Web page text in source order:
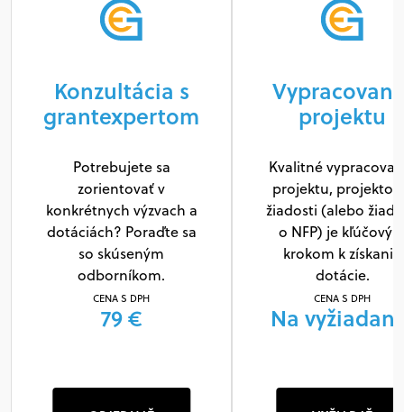
Konzultácia s
grantexpertom
Potrebujete sa
zorientovať v
konkrétnych výzvach a
dotáciách? Poraďte sa
so skúseným
odborníkom.
CENA S DPH
79 €
projektu
Kvalitné
projektu,
žiadosti (alebo
o NFP) je
krokom k získaniu
dotácie.
CENA S DPH
Na